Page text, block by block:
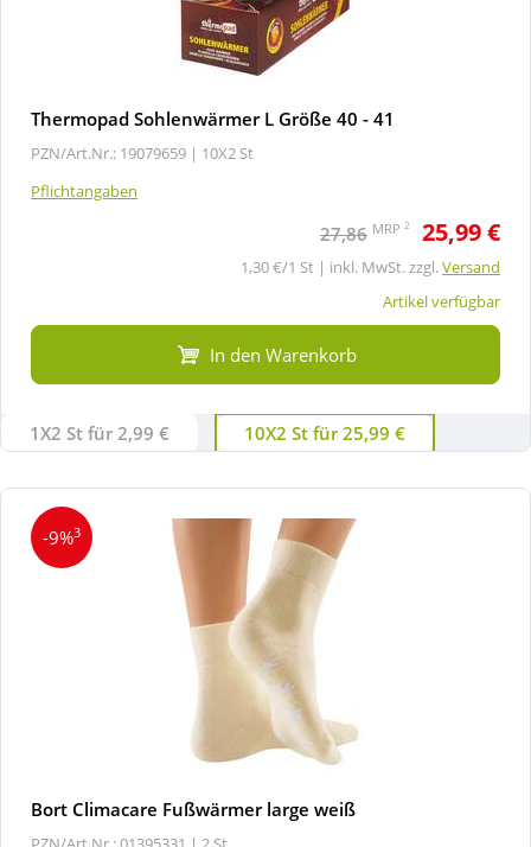
Thermopad Sohlenwärmer L Größe 40 - 41
PZN/Art.Nr.: 19079659 | 10X2 St
Pflichtangaben
27,86 MRP 2 25,99 €
1,30 €/1 St | inkl. MwSt. zzgl.Versand
Artikel verfügbar
In den Warenkorb
1X2 St für 2,99 € 10X2 St für 25,99 €
-9%3
Bort Climacare Fußwärmer large weiß